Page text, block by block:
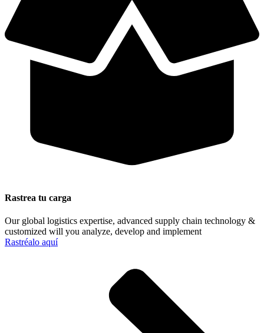
Rastrea tu carga
Our global logistics expertise, advanced supply chain technology &
customized will you analyze, develop and implement
Rastréalo aquí